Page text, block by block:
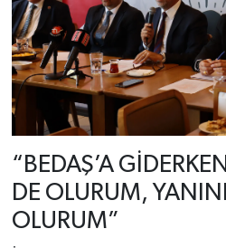
“BEDAŞ’A
DE OLURUM,
OLURUM”